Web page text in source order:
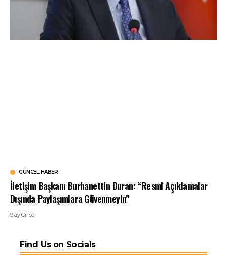
GÜNCEL HABER
İletişim Başkanı Burhanettin Duran: “Resmî Açıklamalar
Dışında Paylaşımlara Güvenmeyin”
9 ay Önce
Find Us on Socials